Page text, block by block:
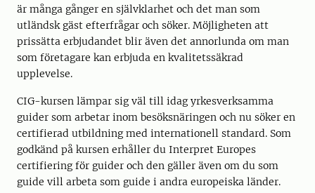
är många gånger en självklarhet och det man som
utländsk gäst efterfrågar och söker. Möjligheten att
prissätta erbjudandet blir även det annorlunda om man
som företagare kan erbjuda en kvalitetssäkrad
upplevelse.
CIG-kursen lämpar sig väl till idag yrkesverksamma
guider som arbetar inom besöksnäringen och nu söker en
certifierad utbildning med internationell standard. Som
godkänd på kursen erhåller du Interpret Europes
certifiering för guider och den gäller även om du som
guide vill arbeta som guide i andra europeiska länder.